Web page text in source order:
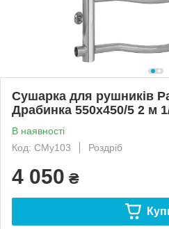
Сушарка для рушників
Драбинка 550х450/5 2 м
В наявності
Код: СМу103
Роздріб
4 050 ₴